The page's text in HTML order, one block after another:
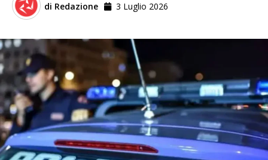
di Redazione 3 Luglio 2026